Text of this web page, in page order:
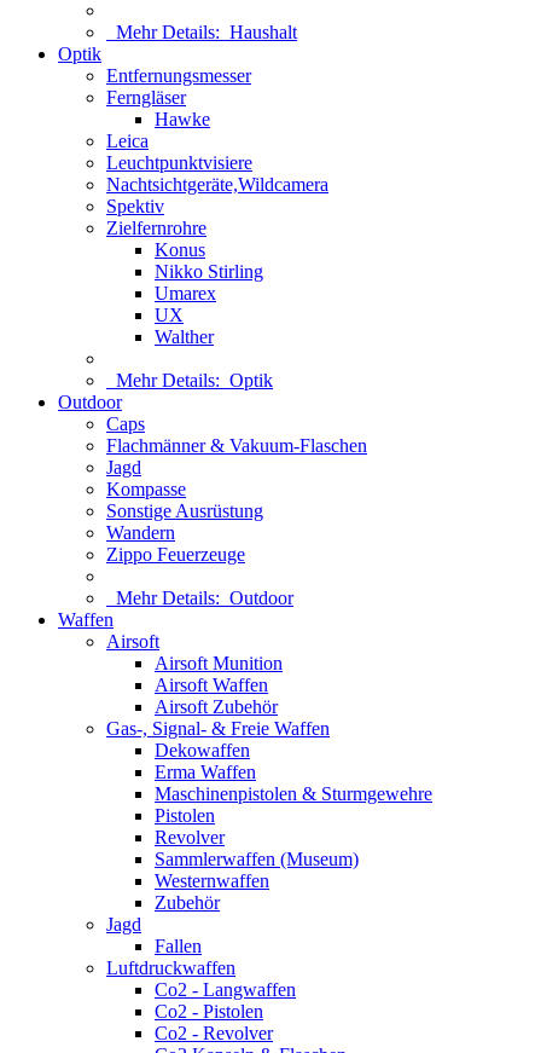
Mehr Details: Haushalt
Optik
Entfernungsmesser
Ferngläser
Hawke
Leica
Leuchtpunktvisiere
Nachtsichtgeräte,Wildcamera
Spektiv
Zielfernrohre
Konus
Nikko Stirling
Umarex
UX
Walther
Mehr Details: Optik
Outdoor
Caps
Flachmänner & Vakuum-Flaschen
Jagd
Kompasse
Sonstige Ausrüstung
Wandern
Zippo Feuerzeuge
Mehr Details: Outdoor
Waffen
Airsoft
Airsoft Munition
Airsoft Waffen
Airsoft Zubehör
Gas-, Signal- & Freie Waffen
Dekowaffen
Erma Waffen
Maschinenpistolen & Sturmgewehre
Pistolen
Revolver
Sammlerwaffen (Museum)
Westernwaffen
Zubehör
Jagd
Fallen
Luftdruckwaffen
Co2 - Langwaffen
Co2 - Pistolen
Co2 - Revolver